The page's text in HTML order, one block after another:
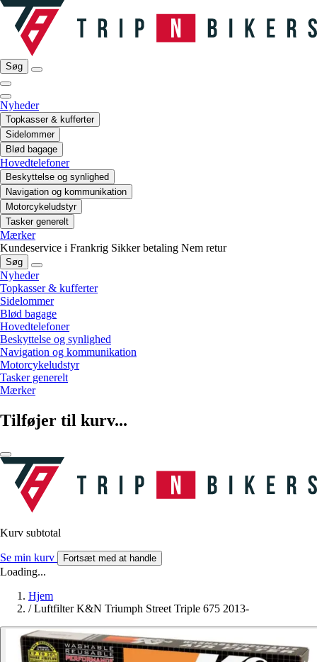
Søg
Nyheder
Topkasser & kufferter
Sidelommer
Blød bagage
Hovedtelefoner
Beskyttelse og synlighed
Navigation og kommunikation
Motorcykeludstyr
Tasker generelt
Mærker
Kundeservice i Frankrig Sikker betaling Nem retur
Søg
Nyheder
Topkasser & kufferter
Sidelommer
Blød bagage
Hovedtelefoner
Beskyttelse og synlighed
Navigation og kommunikation
Motorcykeludstyr
Tasker generelt
Mærker
Tilføjer til kurv...
Kurv subtotal
Se min kurv Fortsæt med at handle
Loading...
Hjem
/ Luftfilter K&N Triumph Street Triple 675 2013-